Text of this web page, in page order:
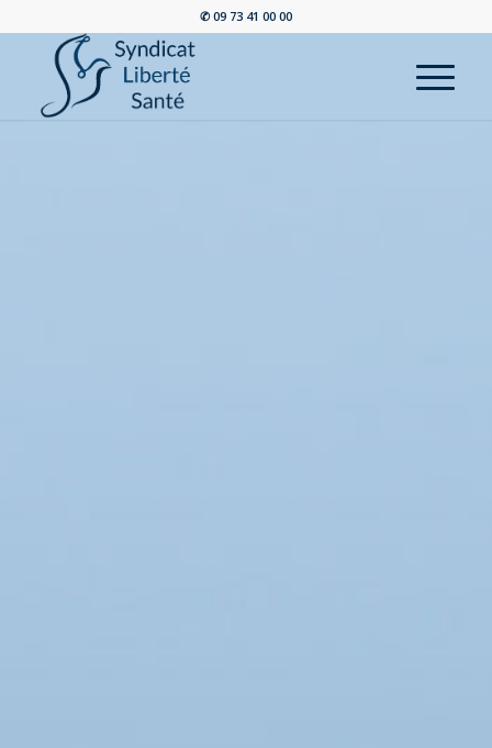
✆ 09 73 41 00 00